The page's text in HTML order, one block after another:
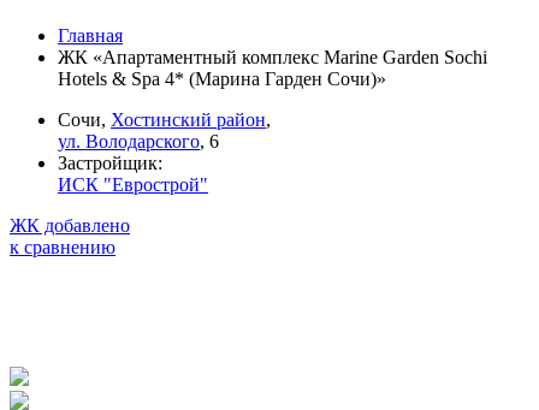
Главная
ЖК «Апартаментный комплекс Marine Garden Sochi
Hotels & Spa 4* (Марина Гарден Сочи)»
Сочи, Хостинский район,
ул. Володарского, 6
Застройщик:
ИСК "Еврострой"
ЖК добавлено
к сравнению